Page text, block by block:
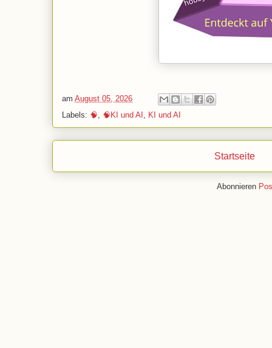
am August 05, 2026
Labels: 🧠 🧠KI und AI KI und AI
Startseite
Abonnieren